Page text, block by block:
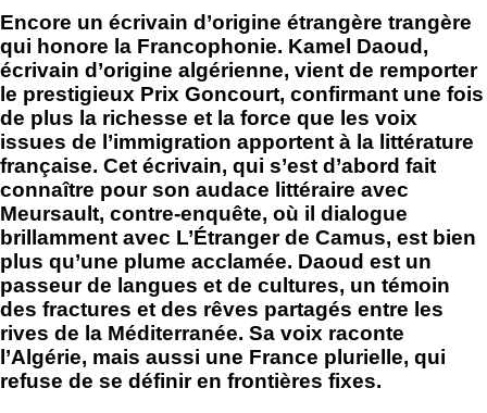
Encore un écrivain d’origine étrangère trangère
qui honore la Francophonie. Kamel Daoud,
écrivain d’origine algérienne, vient de remporter
le prestigieux Prix Goncourt, confirmant une fois
de plus la richesse et la force que les voix
issues de l’immigration apportent à la littérature
française. Cet écrivain, qui s’est d’abord fait
connaître pour son audace littéraire avec
Meursault, contre-enquête, où il dialogue
brillamment avec L’Étranger de Camus, est bien
plus qu’une plume acclamée. Daoud est un
passeur de langues et de cultures, un témoin
des fractures et des rêves partagés entre les
rives de la Méditerranée. Sa voix raconte
l’Algérie, mais aussi une France plurielle, qui
refuse de se définir en frontières fixes.